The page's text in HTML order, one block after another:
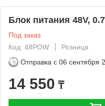
Блок питания 48V,
Под заказ
Код: 48POW
Розница
Отправка с 06 сентября
14 550 ₸